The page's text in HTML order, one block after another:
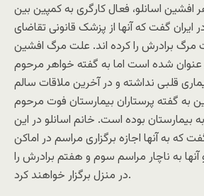
افشین اسانلو، فعال کارگری به کمپین بین
ایران گفت که آنها از پزشک قانونی تقاضای
برادرش را کرده اند. علت مرگ افشین
عنوان شده است اما به گفته خواهر مرحوم
قلبی نداشته و در آخرین ملاقات سالم
گفته پرستاران بیمارستان فوت مرحوم
بیمارستان بوده است. خانم اسانلو در این
که به آنها اجازه برگزاری مراسم در اماکن
به ناچار مراسم سوم و هفتم برادرش را
در منزل برگزار خواهند کرد.